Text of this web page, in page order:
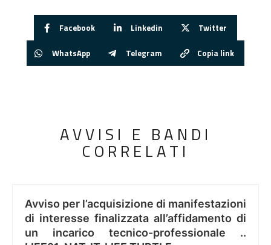
Facebook Linkedin Twitter
WhatsApp Telegram Copia link
AVVISI E BANDI
CORRELATI
Avviso per l’acquisizione di manifestazioni
di interesse finalizzata all’affidamento di
un incarico tecnico-professionale ..